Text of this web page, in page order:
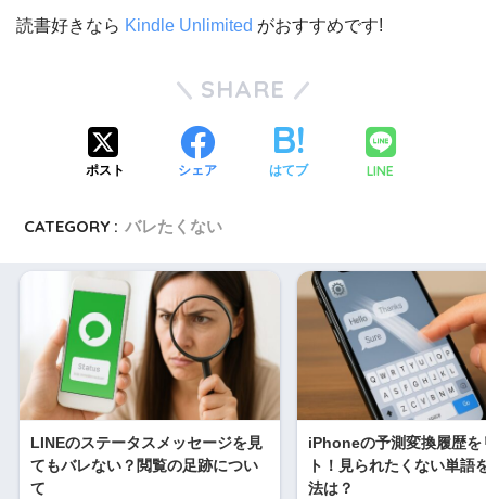
読書好きなら Kindle Unlimited がおすすめです!
SHARE
ポスト シェア はてブ LINE
CATEGORY : バレたくない
LINEのステータスメッセージを見
てもバレない？閲覧の足跡につい
て
iPhoneの予測変換履歴を
ト！見られたくない単語
法は？